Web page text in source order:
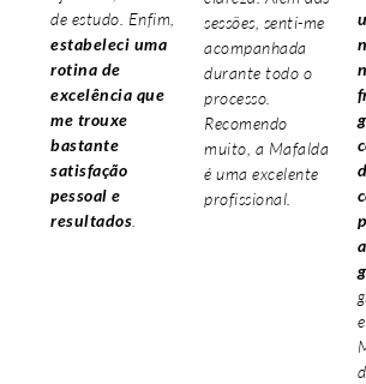
de estudo. Enfim,
estabeleci uma
rotina de
excelência que
me trouxe
bastante
satisfação
pessoal e
resultados
sessões, senti-me
acompanhada
durante todo o
processo.
Recomendo
muito, a Mafalda
é uma excelente
profissional.